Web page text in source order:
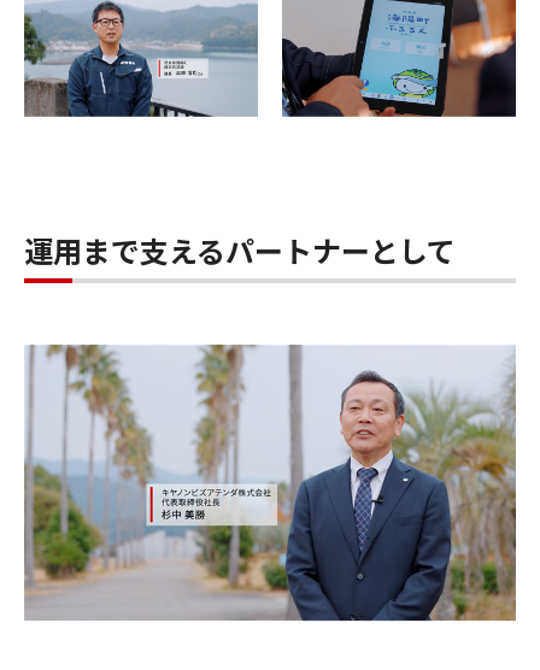
運用まで支えるパートナーとして